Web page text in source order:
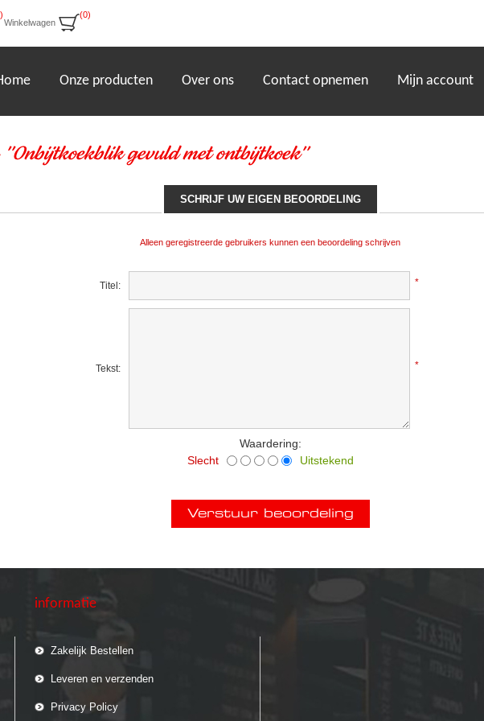
Winkelwagen
(0)
Onze producten Over ons Contact opnemen Mijn account
Onbijtkoekblik gevuld met ontbijtkoek
SCHRIJF UW EIGEN BEOORDELING
Alleen geregistreerde gebruikers kunnen een beoordeling schrijven
Titel: *
Tekst: *
Waardering:
Slecht
Uitstekend
informatie
Zakelijk Bestellen
Leveren en verzenden
Privacy Policy